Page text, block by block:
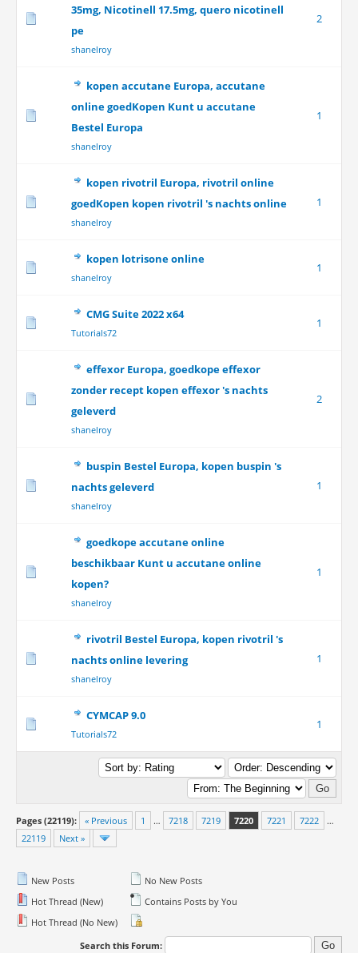
35mg, Nicotinell 17.5mg, quero nicotinell
pe
shanelroy
2
kopen accutane Europa, accutane
online goedKopen Kunt u accutane
Bestel Europa
shanelroy
1
kopen rivotril Europa, rivotril online
goedKopen kopen rivotril 's nachts online
shanelroy
1
kopen lotrisone online
shanelroy
1
CMG Suite 2022 x64
Tutorials72
1
effexor Europa, goedkope effexor
zonder recept kopen effexor 's nachts
geleverd
shanelroy
2
buspin Bestel Europa, kopen buspin 's
nachts geleverd
shanelroy
1
goedkope accutane online
beschikbaar Kunt u accutane online
kopen?
shanelroy
1
rivotril Bestel Europa, kopen rivotril 's
nachts online levering
shanelroy
1
CYMCAP 9.0
Tutorials72
1
Pages (22119): « Previous 1 … 7218 7219 7220 7221 7222
…
22119
Next »
New Posts
Hot Thread (New)
Hot Thread (No New)
No New Posts
Contains Posts by You
Search this Forum: